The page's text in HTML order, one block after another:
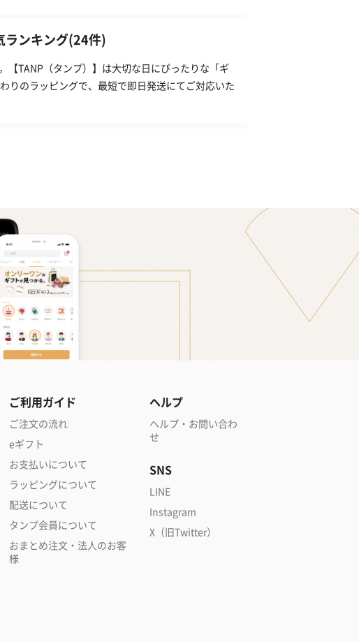
ランキング(24件)
TANP（タンプ）】は大切な日にぴったりな「ギ
りのラッピングで、最短で即日発送にてご対応いた
ご利用ガイド
ご注文の流れ
eギフト
お支払いについて
ラッピングについて
配送について
タンプ会員について
おまとめ注文・法人のお客
様
ヘルプ
ヘルプ・お問い合わ
せ
SNS
LINE
Instagram
X（旧Twitter）